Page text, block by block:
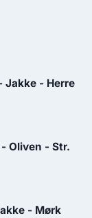
Jakke - Herre
Oliven - Str.
- Mørk